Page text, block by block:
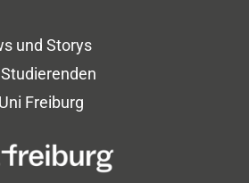
und Storys
Freiburg